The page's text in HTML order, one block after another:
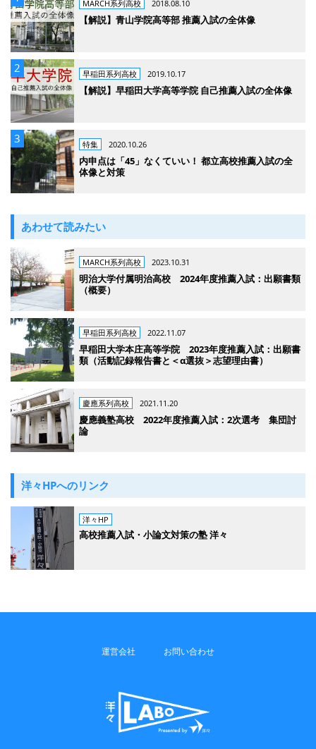
MARCH系列高校 2018.08.10
【解説】青山学院高等部 推薦入試の全体像
早稲田系列高校 2019.10.17
【解説】早稲田大学高等学院 自己推薦入試の全体像
特集 2020.10.26
内申点は「45」なくていい！ 都立高校推薦入試の全
体像と対策
あわせて読みたい
MARCH系列高校 2023.10.31
明治大学付属明治高校 2024年度推薦入試：出願書類
（概要）
早稲田系列高校 2022.11.07
早稲田大学本庄高等学院 2023年度推薦入試：出願書
類（活動記録報告書と＜α選抜＞志望理由書）
慶應系列高校 2021.11.20
慶應義塾高校 2022年度推薦入試：2次選考 集団討
論
洋々HPへのリンク
洋々HP
高校推薦入試・小論文対策の塾 洋々
運営会社 お問い合わせ